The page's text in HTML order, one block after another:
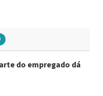
do empregado dá